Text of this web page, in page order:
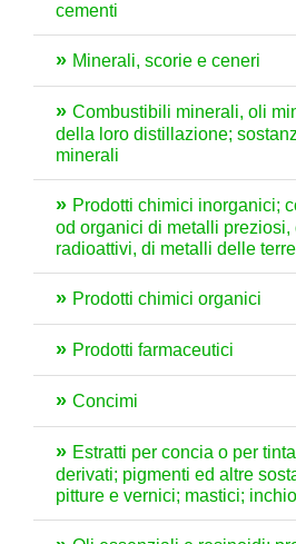
cementi
Minerali, scorie e ceneri
Combustibili minerali, oli
della loro distillazione;
minerali
Prodotti chimici inorganici;
od organici di metalli preziosi,
radioattivi, di metalli delle
Prodotti chimici organici
Prodotti farmaceutici
Concimi
Estratti per concia o per
derivati; pigmenti ed altre
pitture e vernici; mastici;